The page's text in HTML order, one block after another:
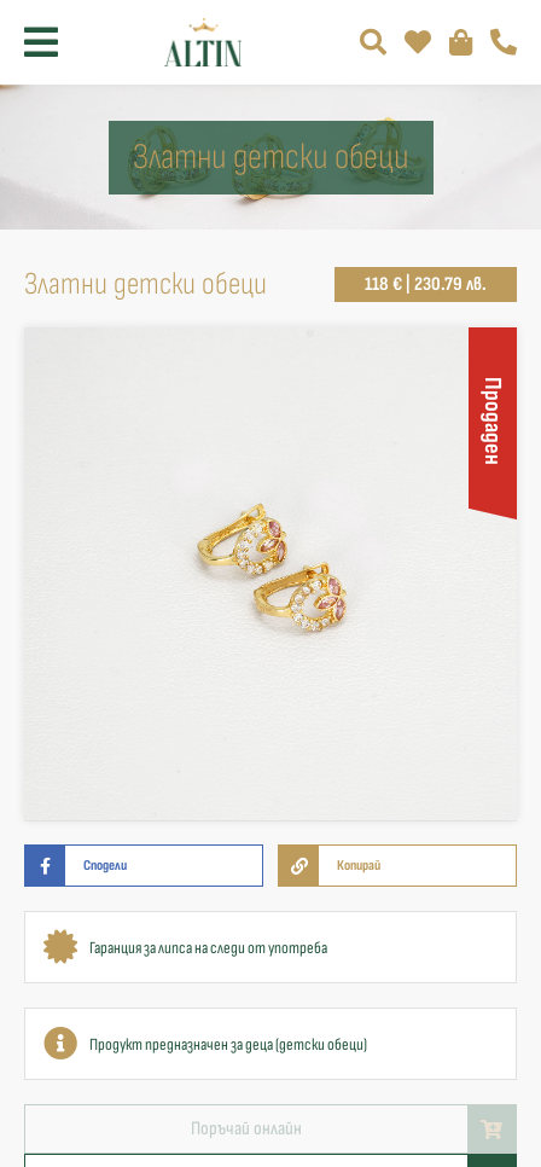
Златни детски обеци
Златни детски обеци 118 € | 230.79 лв.
Продаден
Сподели Копирай
Гаранция за липса на следи от употреба
Продукт предназначен за деца (детски обеци)
Поръчай онлайн